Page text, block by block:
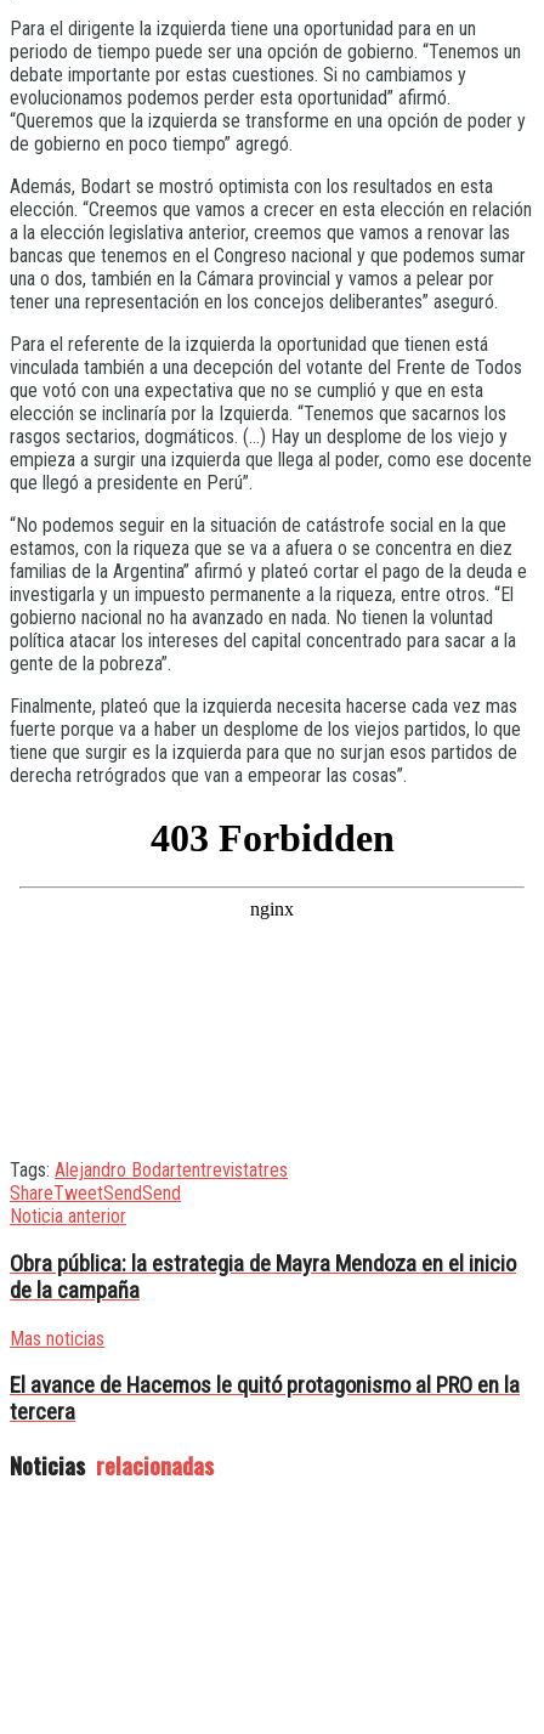
Para el dirigente la izquierda tiene una oportunidad para en un
periodo de tiempo puede ser una opción de gobierno. “Tenemos un
debate importante por estas cuestiones. Si no cambiamos y
evolucionamos podemos perder esta oportunidad” afirmó.
“Queremos que la izquierda se transforme en una opción de poder y
de gobierno en poco tiempo” agregó.
Además, Bodart se mostró optimista con los resultados en esta
elección. “Creemos que vamos a crecer en esta elección en relación
a la elección legislativa anterior, creemos que vamos a renovar las
bancas que tenemos en el Congreso nacional y que podemos sumar
una o dos, también en la Cámara provincial y vamos a pelear por
tener una representación en los concejos deliberantes” aseguró.
Para el referente de la izquierda la oportunidad que tienen está
vinculada también a una decepción del votante del Frente de Todos
que votó con una expectativa que no se cumplió y que en esta
elección se inclinaría por la Izquierda. “Tenemos que sacarnos los
rasgos sectarios, dogmáticos. (…) Hay un desplome de los viejo y
empieza a surgir una izquierda que llega al poder, como ese docente
que llegó a presidente en Perú”.
“No podemos seguir en la situación de catástrofe social en la que
estamos, con la riqueza que se va a afuera o se concentra en diez
familias de la Argentina” afirmó y plateó cortar el pago de la deuda e
investigarla y un impuesto permanente a la riqueza, entre otros. “El
gobierno nacional no ha avanzado en nada. No tienen la voluntad
política atacar los intereses del capital concentrado para sacar a la
gente de la pobreza”.
Finalmente, plateó que la izquierda necesita hacerse cada vez mas
fuerte porque va a haber un desplome de los viejos partidos, lo que
tiene que surgir es la izquierda para que no surjan esos partidos de
derecha retrógrados que van a empeorar las cosas”.
Tags: Alejandro Bodartentrevistatres
ShareTweetSendSend
Noticia anterior
Obra pública: la estrategia de Mayra Mendoza en el inicio
de la campaña
Mas noticias
El avance de Hacemos le quitó protagonismo al PRO en la
tercera
Noticias relacionadas